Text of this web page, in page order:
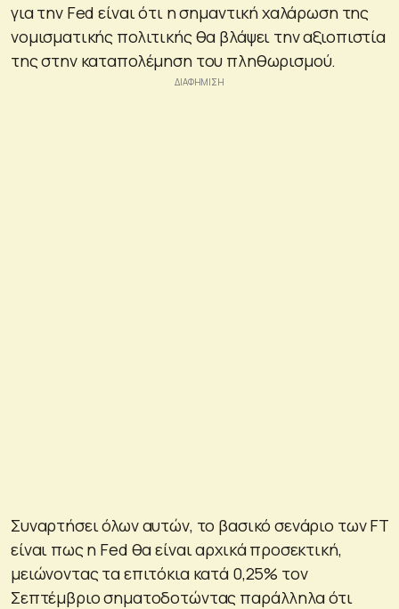
για την Fed είναι ότι η σημαντική χαλάρωση της
νομισματικής πολιτικής θα βλάψει την αξιοπιστία
της στην καταπολέμηση του πληθωρισμού.
Συναρτήσει όλων αυτών, το βασικό σενάριο των FT
είναι πως η Fed θα είναι αρχικά προσεκτική,
μειώνοντας τα επιτόκια κατά 0,25% τον
Σεπτέμβριο σηματοδοτώντας παράλληλα ότι